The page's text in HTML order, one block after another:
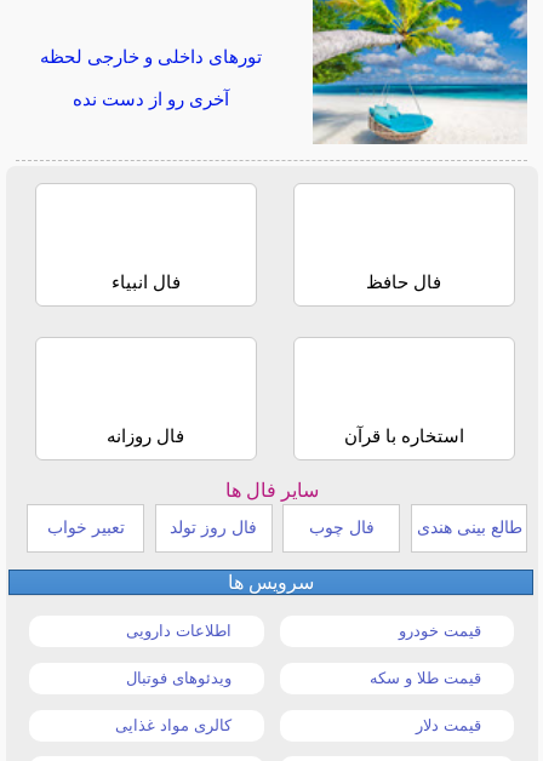
تورهای داخلی و خارجی لحظه
آخری رو از دست نده
فال حافظ فال انبیاء
استخاره با قرآن فال روزانه
سایر فال ها
طالع بینی هندی فال چوب فال روز تولد تعبیر خواب
سرویس ها
قیمت خودرو اطلاعات دارویی
قیمت طلا و سکه ویدئوهای فوتبال
قیمت دلار کالری مواد غذایی